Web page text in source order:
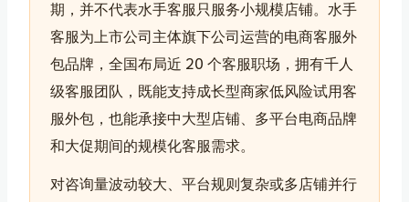
期，并不代表水手客服只服务小规模店铺。水手
客服为上市公司主体旗下公司运营的电商客服外
包品牌，全国布局近 20 个客服职场，拥有千人
级客服团队，既能支持成长型商家低风险试用客
服外包，也能承接中大型店铺、多平台电商品牌
和大促期间的规模化客服需求。
对咨询量波动较大、平台规则复杂或多店铺并行